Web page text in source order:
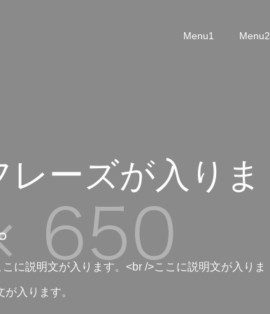
Menu1 Menu2
ーズが入りま
に説明文が入ります。<br />ここに説明文が入りま
入ります。